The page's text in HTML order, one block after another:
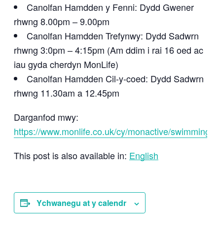
Canolfan Hamdden y Fenni: Dydd Gwener
rhwng 8.00pm – 9.00pm
Canolfan Hamdden Trefynwy: Dydd Sadwrn
rhwng 3:0pm – 4:15pm (Am ddim i rai 16 oed ac
iau gyda cherdyn MonLife)
Canolfan Hamdden Cil-y-coed: Dydd Sadwrn
rhwng 11.30am a 12.45pm
Darganfod mwy:
https://www.monlife.co.uk/cy/monactive/swimming/
This post is also available in: English
Ychwanegu at y calendr